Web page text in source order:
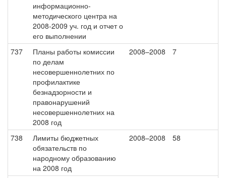
информационно-
методического центра на
2008-2009 уч. год и отчет о
его выполнении
737
Планы работы комиссии
по делам
несовершеннолетних по
профилактике
безнадзорности и
правонарушений
несовершеннолетних на
2008 год
2008–2008 7
738
Лимиты бюджетных
обязательств по
народному образованию
на 2008 год
2008–2008 58